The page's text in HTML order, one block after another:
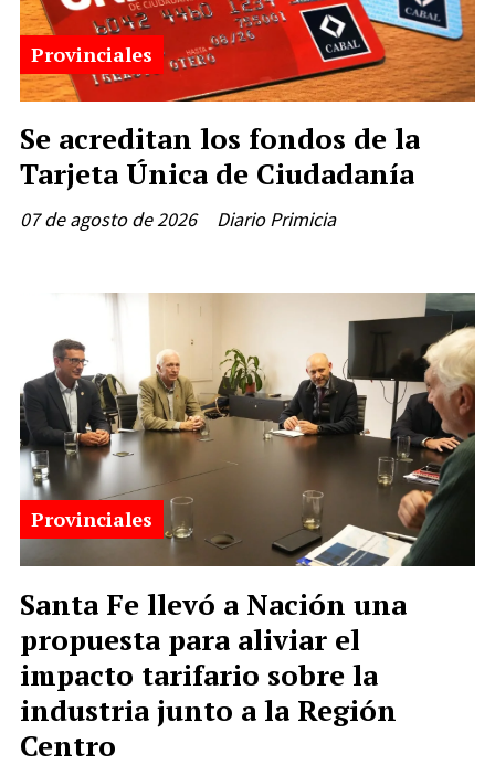
Se acreditan los fondos de la
Tarjeta Única de Ciudadanía
Diario Primicia
Provinciales
07 de agosto de 2026
Santa Fe llevó a Nación una
propuesta para aliviar el
impacto tarifario sobre la
industria junto a la Región
Centro
Provinciales